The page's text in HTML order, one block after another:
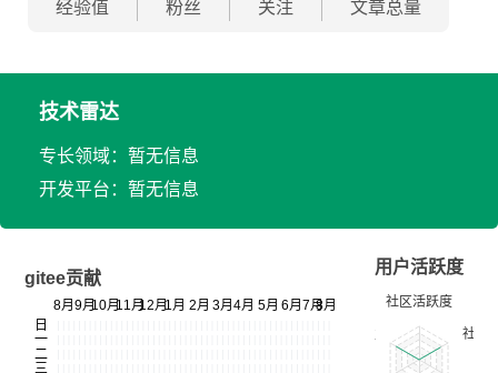
经验值 粉丝 关注 文章总量
技术雷达
专长领域：暂无信息
开发平台：暂无信息
gitee贡献
用户活跃度